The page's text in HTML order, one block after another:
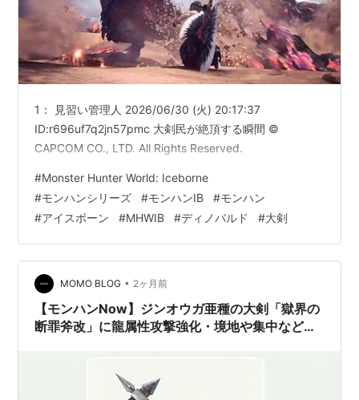
モンスターハンターシリーズと基本的に同じ特徴を持つ
が、こちらは「Wiiリモコンを振って敵を斬ったときの
爽快感」を目指しているとおり、Wiiリモコンの動作が
攻撃方法に対応する。
攻撃方法
Wiiリモコン左右方向：横斬り
Wiiリモコン鉛直上方向：斬り上げ
1： 見習い管理人 2026/06/30 (火) 20:17:37
ID:r696uf7q2jn57pmc 大剣民が絶頂する瞬間 ©
CAPCOM CO., LTD. All Rights Reserved.
#Monster Hunter World: Iceborne
#モンハンシリーズ #モンハンIB #モンハン
#アイスボーン #MHWIB #ディノバルド #大剣
MOMO BLOG • 2ヶ月前
【モンハンNow】ジンオウガ亜種の大剣「獄界の
断罪斧改」に龍属性攻撃強化・境地や集中などの